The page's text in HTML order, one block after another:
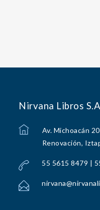
Nirvana Libros
Av. Michoacán
Renovación,
55 5615 8479 |